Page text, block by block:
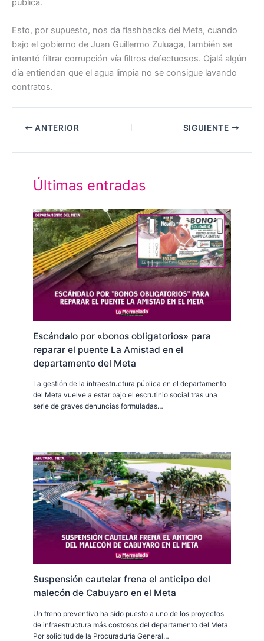
pública.
Esto, por supuesto, nos da flashbacks del Meta, cuando
bajo el gobierno de Juan Guillermo Zuluaga, también se
intentó filtrar corrupción vía filtros defectuosos. Ojalá algún
día entiendan que el agua limpia no se consigue lavando
contratos.
ANTERIOR SIGUIENTE
Últimas entradas
Escándalo por «bonos obligatorios» para
reparar el puente La Amistad en el
departamento del Meta
La gestión de la infraestructura pública en el departamento
del Meta vuelve a estar bajo el escrutinio social tras una
serie de graves denuncias formuladas…
Suspensión cautelar frena el anticipo del
malecón de Cabuyaro en el Meta
Un freno preventivo ha sido puesto a uno de los proyectos
de infraestructura más costosos del departamento del Meta.
Por solicitud de la Procuraduría General…